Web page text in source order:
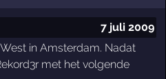
7 juli 2009
in Amsterdam. Nadat
met het volgende